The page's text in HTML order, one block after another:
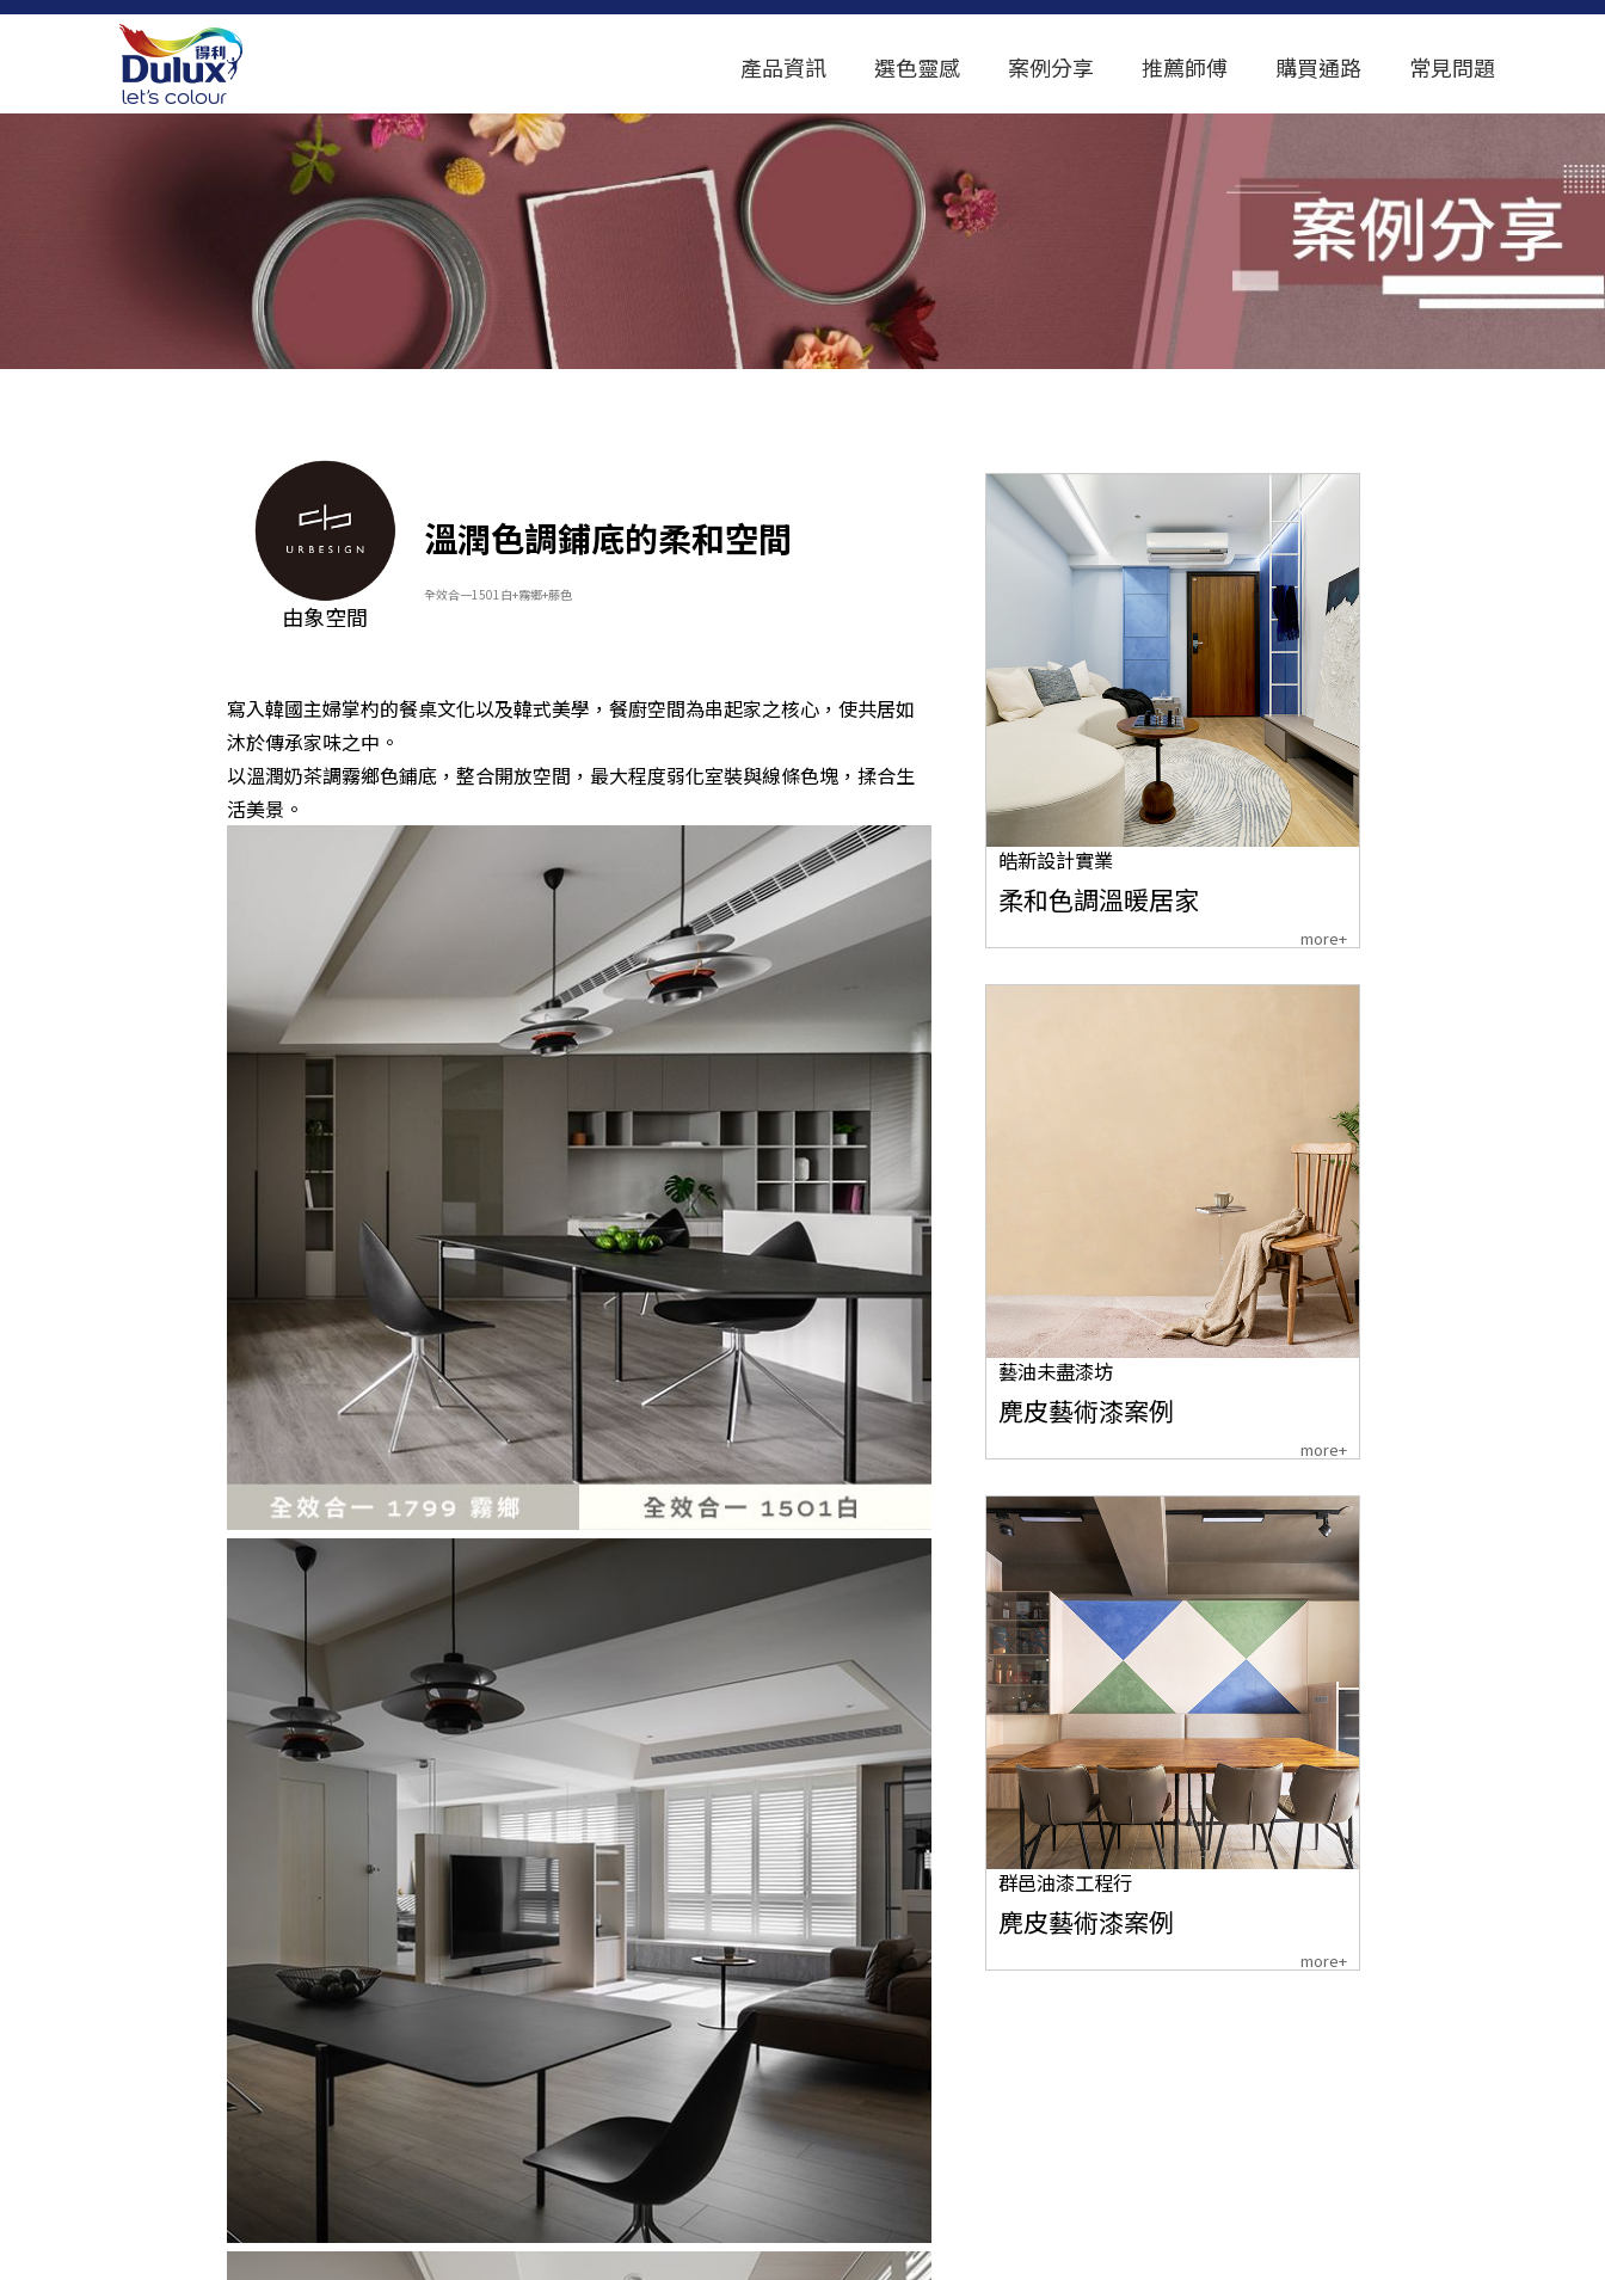
產品資訊 選色靈感 案例分享 推薦師傅 購買通路 常見問題
由象空間
溫潤色調鋪底的柔和空間
全效合一1501白+霧鄉+藤色
寫入韓國主婦掌杓的餐桌文化以及韓式美學，餐廚空間為串起家之核心，使共居如
沐於傳承家味之中。
以溫潤奶茶調霧鄉色鋪底，整合開放空間，最大程度弱化室裝與線條色塊，揉合生
活美景。
皓新設計實業
柔和色調溫暖居家
more+
藝油未盡漆坊
麂皮藝術漆案例
more+
群邑油漆工程行
麂皮藝術漆案例
more+